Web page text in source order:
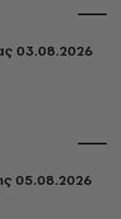
03.08.2026
05.08.2026